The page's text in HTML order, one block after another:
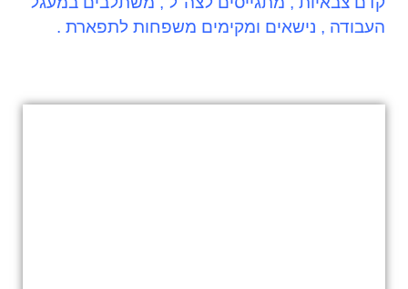
העבודה , נישאים ומקימים משפחות לתפארת .